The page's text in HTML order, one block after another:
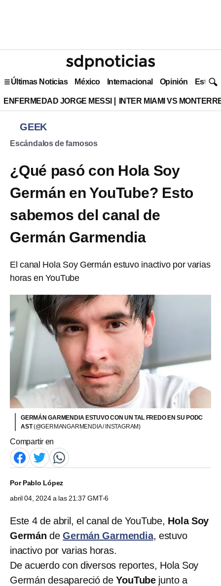
Últimas Noticias México Internacional Opinión Estilo
ENFERMEDAD JORGE MESSI INTER MIAMI VS
GEEK
Escándalos de famosos
¿Qué pasó con Hola Soy
Germán en YouTube? Esto
sabemos del canal de
Germán Garmendia
El canal Hola Soy Germán estuvo inactivo por varias
horas en YouTube
GERMÁN GARMENDIA ESTUVO CON UN TAL FREDO EN SU PODC
AST(@GERMANGARMENDIA / INSTAGRAM)
Compartir en
PorPablo López
abril 04, 2024 a las 21:37 GMT-6
Este 4 de abril, el canal de YouTube, Hola Soy
GermándeGermán Garmendia, estuvo
inactivo por varias horas.
De acuerdo con diversos reportes, Hola Soy
Germán desapareció deYouTube junto a